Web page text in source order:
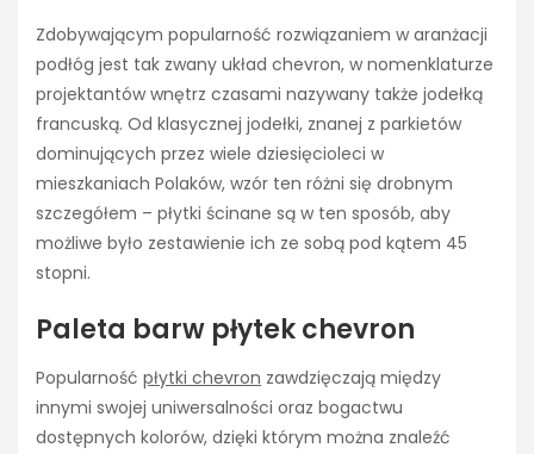
Zdobywającym popularność rozwiązaniem w aranżacji
podłóg jest tak zwany układ chevron, w nomenklaturze
projektantów wnętrz czasami nazywany także jodełką
francuską. Od klasycznej jodełki, znanej z parkietów
dominujących przez wiele dziesięcioleci w
mieszkaniach Polaków, wzór ten różni się drobnym
szczegółem – płytki ścinane są w ten sposób, aby
możliwe było zestawienie ich ze sobą pod kątem 45
stopni.
Paleta barw płytek chevron
Popularność płytki chevron zawdzięczają między
innymi swojej uniwersalności oraz bogactwu
dostępnych kolorów, dzięki którym można znaleźć